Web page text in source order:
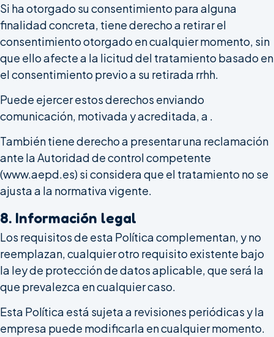
Si ha otorgado su consentimiento para alguna
finalidad concreta, tiene derecho a retirar el
consentimiento otorgado en cualquier momento, sin
que ello afecte a la licitud del tratamiento basado en
el consentimiento previo a su retirada rrhh.
Puede ejercer estos derechos enviando
comunicación, motivada y acreditada, a .
También tiene derecho a presentar una reclamación
ante la Autoridad de control competente
(www.aepd.es) si considera que el tratamiento no se
ajusta a la normativa vigente.
8. Información legal
Los requisitos de esta Política complementan, y no
reemplazan, cualquier otro requisito existente bajo
la ley de protección de datos aplicable, que será la
que prevalezca en cualquier caso.
Esta Política está sujeta a revisiones periódicas y la
empresa puede modificarla en cualquier momento.